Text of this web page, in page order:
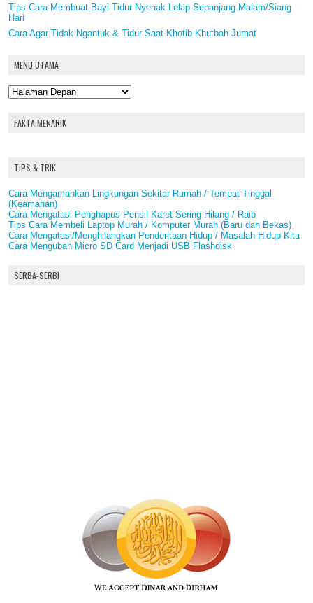
Tips Cara Membuat Bayi Tidur Nyenak Lelap Sepanjang Malam/Siang
Hari
Cara Agar Tidak Ngantuk & Tidur Saat Khotib Khutbah Jumat
MENU UTAMA
FAKTA MENARIK
TIPS & TRIK
Cara Mengamankan Lingkungan Sekitar Rumah / Tempat Tinggal
(Keamanan)
Cara Mengatasi Penghapus Pensil Karet Sering Hilang / Raib
Tips Cara Membeli Laptop Murah / Komputer Murah (Baru dan Bekas)
Cara Mengatasi/Menghilangkan Penderitaan Hidup / Masalah Hidup Kita
Cara Mengubah Micro SD Card Menjadi USB Flashdisk
SERBA-SERBI